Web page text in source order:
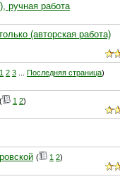
ручная работа
(авторская работа)
1 2 3 Последняя страница)
( 1 2)
( 1 2)